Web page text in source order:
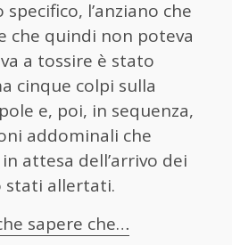
l’anziano che
che quindi non poteva
a tossire è stato
cinque colpi sulla
e, poi, in sequenza,
addominali che
attesa dell’arrivo dei
stati allertati.
sapere che…